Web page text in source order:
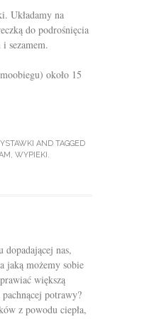
Układamy na
do podrośnięcia
sezamem.
około 15
AND TAGGED
, WYPIEKI .
nas,
jaką możemy sobie
większą
potrawy?
z powodu ciepła,